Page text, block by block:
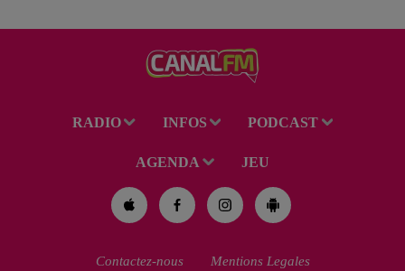
RADIO INFOS PODCAST
AGENDA JEU
Contactez-nous Mentions Legales